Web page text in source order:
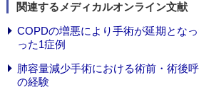
関連するメディカルオンライン文献
COPDの増悪により手術が延期とな
った1症例
肺容量減少手術における術前・術後
の経験